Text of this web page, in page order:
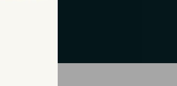
intimiste,